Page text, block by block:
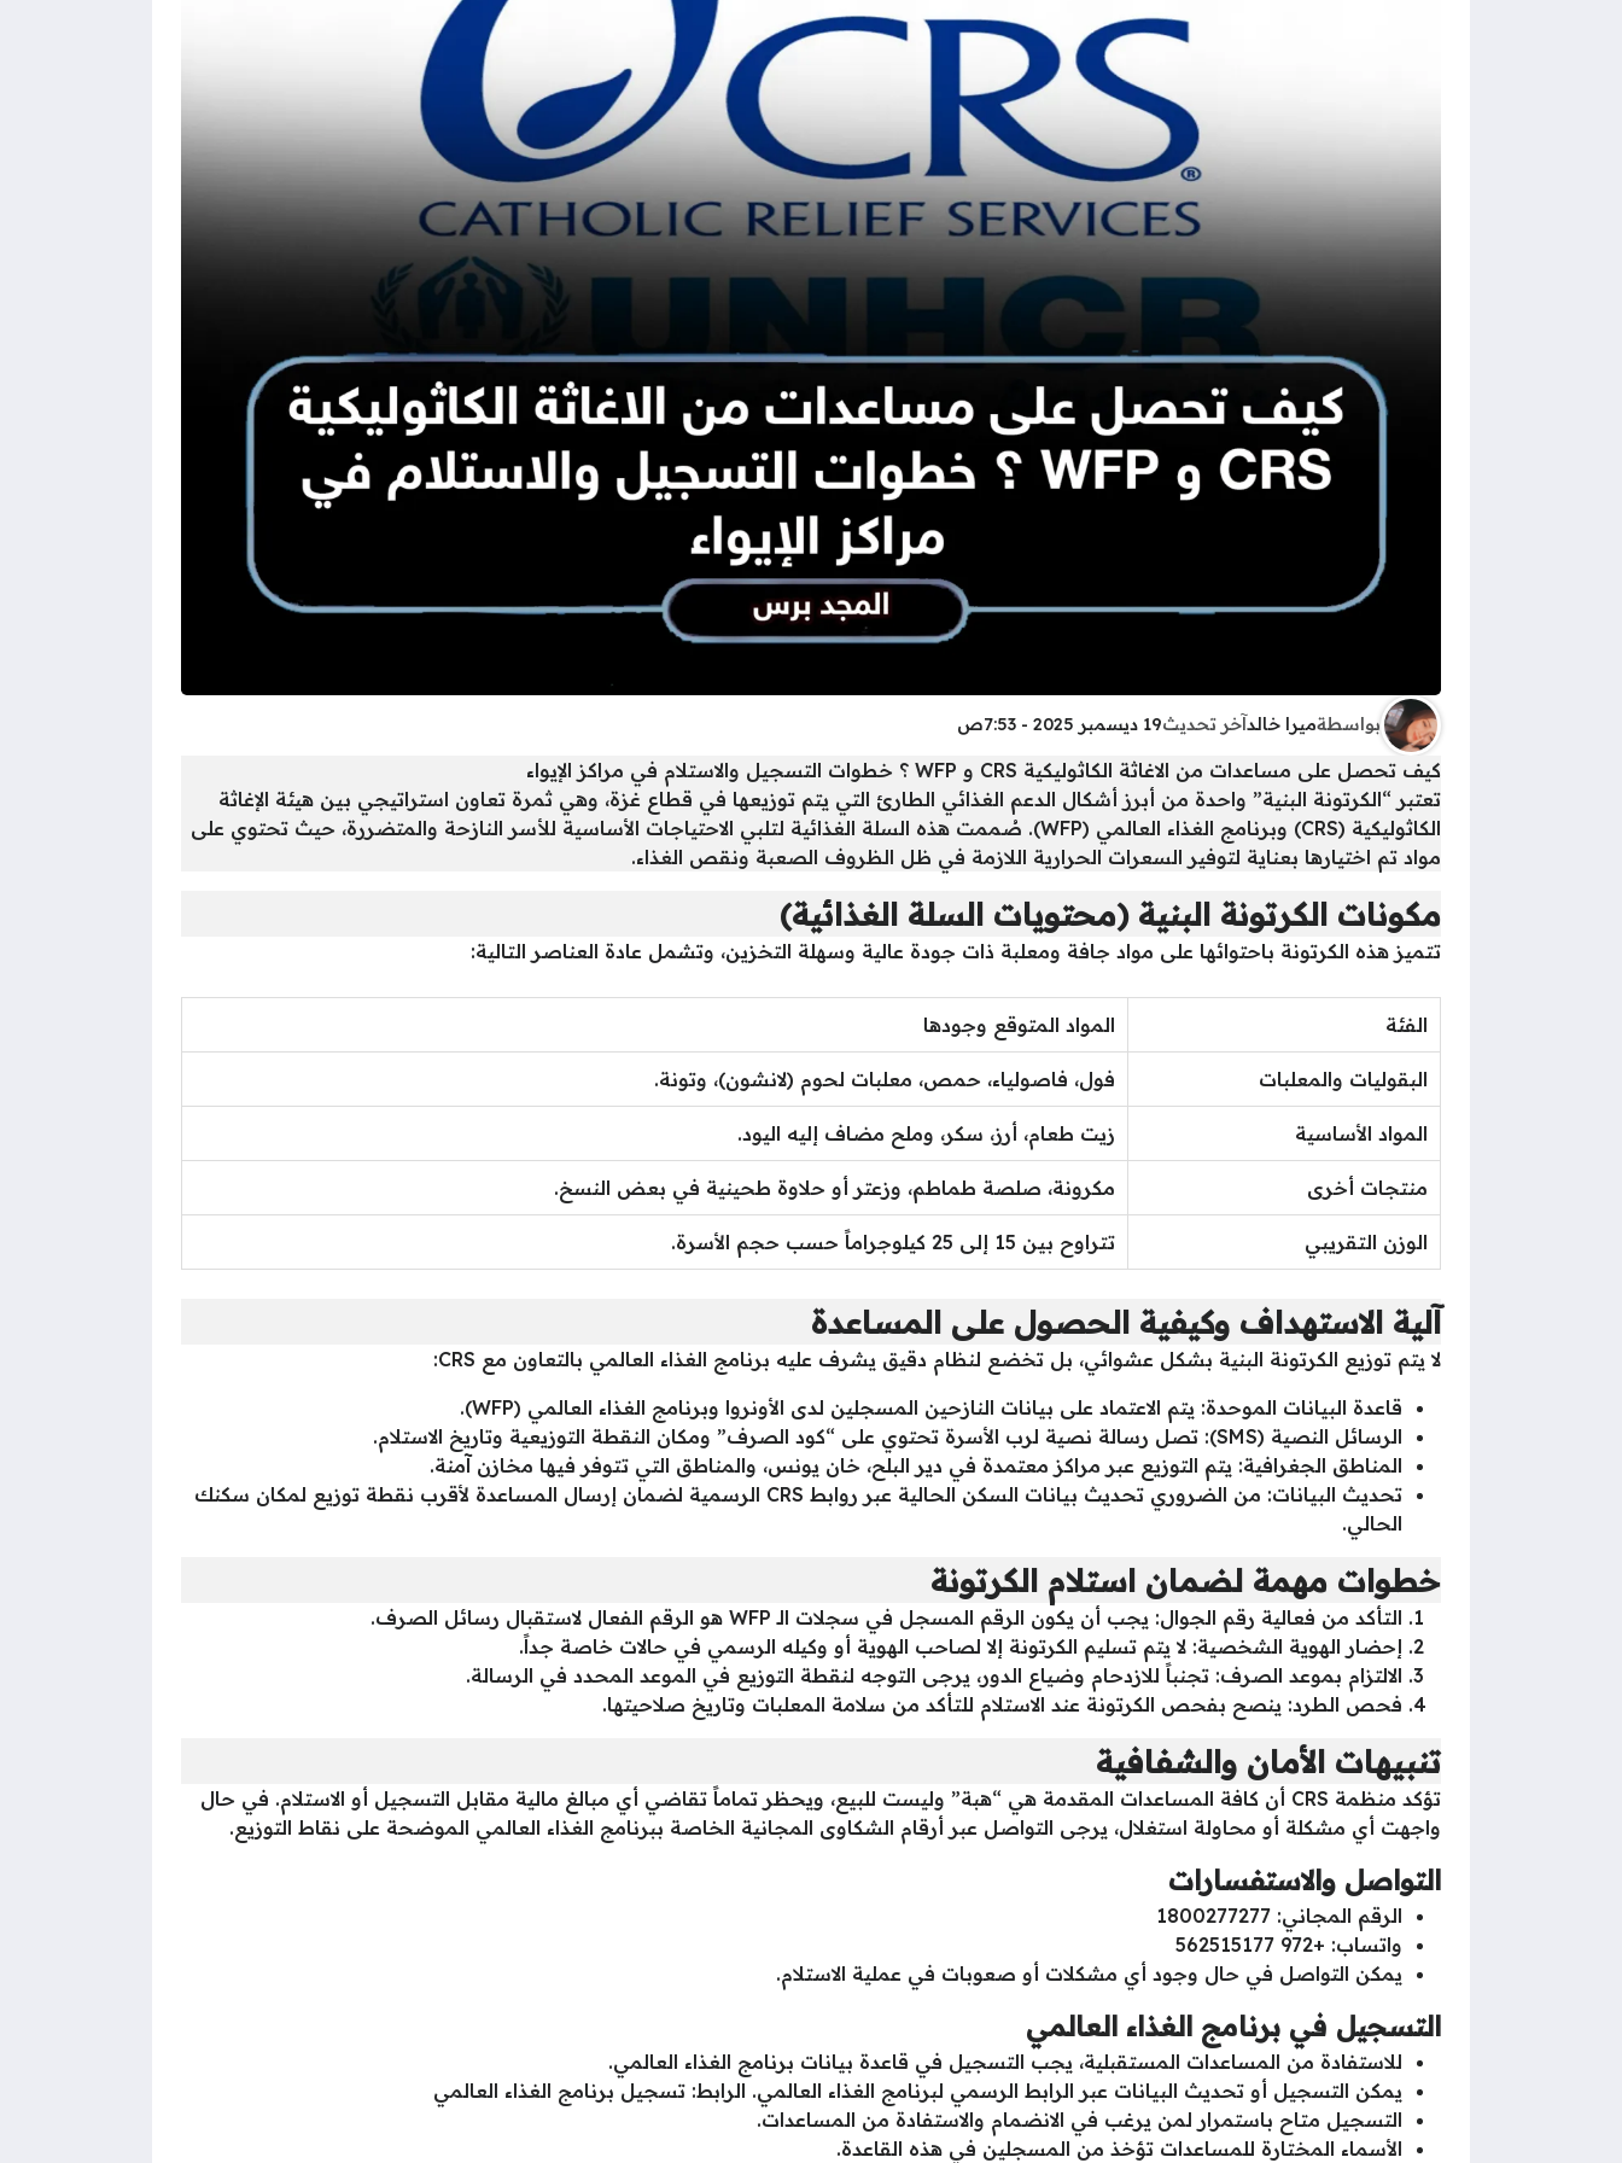
بواسطةميرا خالد آخر تحديث19 ديسمبر 2025 - 7:53ص
كيف تحصل على مساعدات من الاغاثة الكاثوليكية CRS و WFP ؟ خطوات التسجيل والاستلام في مراكز الإيواء
تعتبر “الكرتونة البنية” واحدة من أبرز أشكال الدعم الغذائي الطارئ التي يتم توزيعها في قطاع غزة، وهي ثمرة تعاون استراتيجي بين هيئة الإغاثة
الكاثوليكية (CRS) وبرنامج الغذاء العالمي (WFP). صُممت هذه السلة الغذائية لتلبي الاحتياجات الأساسية للأسر النازحة والمتضررة، حيث تحتوي على
مواد تم اختيارها بعناية لتوفير السعرات الحرارية اللازمة في ظل الظروف الصعبة ونقص الغذاء.
مكونات الكرتونة البنية (محتويات السلة الغذائية)
تتميز هذه الكرتونة باحتوائها على مواد جافة ومعلبة ذات جودة عالية وسهلة التخزين، وتشمل عادة العناصر التالية:
الفئة المواد المتوقع وجودها
البقوليات والمعلبات فول، فاصولياء، حمص، معلبات لحوم (لانشون)، وتونة.
المواد الأساسية زيت طعام، أرز، سكر، وملح مضاف إليه اليود.
منتجات أخرى مكرونة، صلصة طماطم، وزعتر أو حلاوة طحينية في بعض النسخ.
الوزن التقريبي تتراوح بين 15 إلى 25 كيلوجراماً حسب حجم الأسرة.
آلية الاستهداف وكيفية الحصول على المساعدة
لا يتم توزيع الكرتونة البنية بشكل عشوائي، بل تخضع لنظام دقيق يشرف عليه برنامج الغذاء العالمي بالتعاون مع CRS:
قاعدة البيانات الموحدة: يتم الاعتماد على بيانات النازحين المسجلين لدى الأونروا وبرنامج الغذاء العالمي (WFP).
الرسائل النصية (SMS): تصل رسالة نصية لرب الأسرة تحتوي على “كود الصرف” ومكان النقطة التوزيعية وتاريخ الاستلام.
المناطق الجغرافية: يتم التوزيع عبر مراكز معتمدة في دير البلح، خان يونس، والمناطق التي تتوفر فيها مخازن آمنة.
تحديث البيانات: من الضروري تحديث بيانات السكن الحالية عبر روابط CRS الرسمية لضمان إرسال المساعدة لأقرب نقطة توزيع لمكان سكنك
الحالي.
خطوات مهمة لضمان استلام الكرتونة
التأكد من فعالية رقم الجوال: يجب أن يكون الرقم المسجل في سجلات الـ WFP هو الرقم الفعال لاستقبال رسائل الصرف.
إحضار الهوية الشخصية: لا يتم تسليم الكرتونة إلا لصاحب الهوية أو وكيله الرسمي في حالات خاصة جداً.
الالتزام بموعد الصرف: تجنباً للازدحام وضياع الدور، يرجى التوجه لنقطة التوزيع في الموعد المحدد في الرسالة.
فحص الطرد: ينصح بفحص الكرتونة عند الاستلام للتأكد من سلامة المعلبات وتاريخ صلاحيتها.
تنبيهات الأمان والشفافية
تؤكد منظمة CRS أن كافة المساعدات المقدمة هي “هبة” وليست للبيع، ويحظر تماماً تقاضي أي مبالغ مالية مقابل التسجيل أو الاستلام. في حال
واجهت أي مشكلة أو محاولة استغلال، يرجى التواصل عبر أرقام الشكاوى المجانية الخاصة ببرنامج الغذاء العالمي الموضحة على نقاط التوزيع.
التواصل والاستفسارات
الرقم المجاني: 1800277277
واتساب: +972 562515177
يمكن التواصل في حال وجود أي مشكلات أو صعوبات في عملية الاستلام.
التسجيل في برنامج الغذاء العالمي
للاستفادة من المساعدات المستقبلية، يجب التسجيل في قاعدة بيانات برنامج الغذاء العالمي.
يمكن التسجيل أو تحديث البيانات عبر الرابط الرسمي لبرنامج الغذاء العالمي. الرابط: تسجيل برنامج الغذاء العالمي
التسجيل متاح باستمرار لمن يرغب في الانضمام والاستفادة من المساعدات.
الأسماء المختارة للمساعدات تؤخذ من المسجلين في هذه القاعدة.